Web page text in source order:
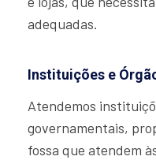
adequadas.
Instituições e
Atendemos
governamentais,
fossa que atendem